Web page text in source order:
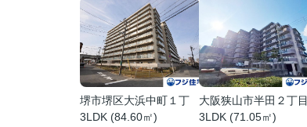
堺市堺区大浜中町１丁
3LDK (84.60㎡)
大阪狭山市半田２丁目
3LDK (71.05㎡)